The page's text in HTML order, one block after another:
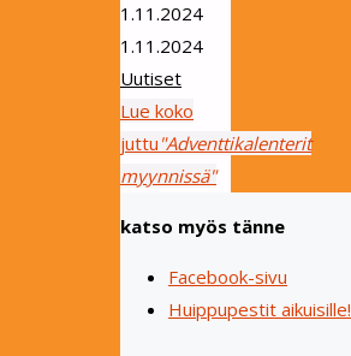
1.11.2024
1.11.2024
Uutiset
Lue koko
juttu "Adventtikalenterit
myynnissä"
katso myös tänne
Facebook-sivu
Huippupestit aikuisille!